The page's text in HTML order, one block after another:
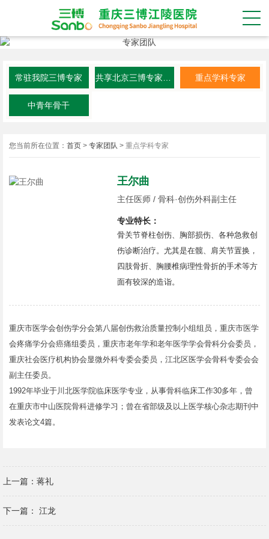
常驻我院三博专家 重点学科专家
中青年骨干
您当前所在位置： 首页 > 专家团队 > 重点学科专家
王尔曲
主任医师 / 骨科·创伤外科副主任
专业特长：
骨关节脊柱创伤、胸部损伤、各种急救创
伤诊断治疗。尤其是在髋、肩关节置换，
四肢骨折、胸腰椎病理性骨折的手术等方
面有较深的造诣。
重庆市医学会创伤学分会第八届创伤救治质量控制小组组员，重庆市医学
会疼痛学分会癌痛组委员，重庆市老年学和老年医学学会骨科分会委员，
重庆社会医疗机构协会显微外科专委会委员，江北区医学会骨科专委会会
副主任委员。
1992年毕业于川北医学院临床医学专业，从事骨科临床工作30多年，曾
在重庆市中山医院骨科进修学习；曾在省部级及以上医学核心杂志期刊中
发表论文4篇。
上一篇： 蒋礼
下一篇： 江龙